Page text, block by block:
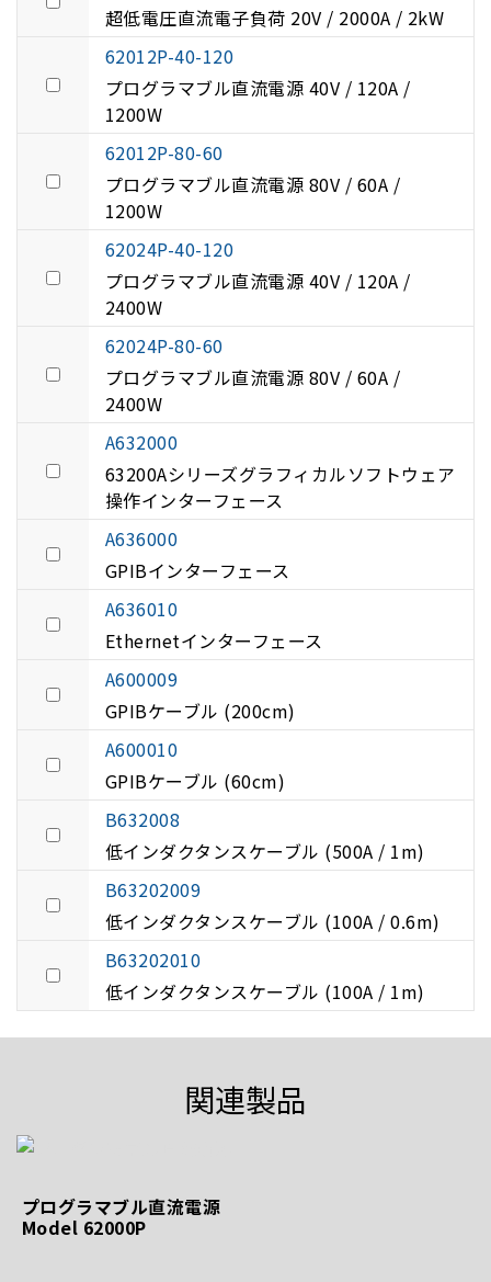
超低電圧直流電子負荷 20V / 2000A / 2kW
62012P-40-120
プログラマブル直流電源 40V / 120A /
1200W
62012P-80-60
プログラマブル直流電源 80V / 60A /
1200W
62024P-40-120
プログラマブル直流電源 40V / 120A /
2400W
62024P-80-60
プログラマブル直流電源 80V / 60A /
2400W
A632000
63200Aシリーズグラフィカルソフトウェア
操作インターフェース
A636000
GPIBインターフェース
A636010
Ethernetインターフェース
A600009
GPIBケーブル (200cm)
A600010
GPIBケーブル (60cm)
B632008
低インダクタンスケーブル (500A / 1m)
B63202009
低インダクタンスケーブル (100A / 0.6m)
B63202010
低インダクタンスケーブル (100A / 1m)
関連製品
プログラマブル直流電源
Model 62000P